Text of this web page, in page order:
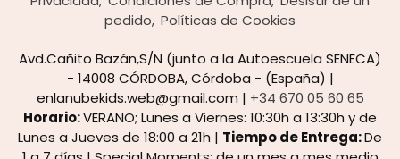
pedido Políticas de Cookies
Avd.Cañito Bazán,S/N (junto a la Autoescuela SENECA)
- 14008 CÓRDOBA, Córdoba - (España) |
enlanubekids.web@gmail.com | +34 670 05 60 65
Horario:VERANO; Lunes a Viernes: 10:30h a 13:30h y de
Lunes a Jueves de 18:00 a 21h | Tiempo de Entrega:De